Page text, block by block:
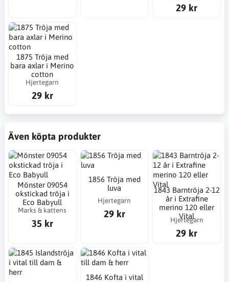
29 kr
1875 Tröja med
bara axlar i Merino
cotton
Hjertegarn
29 kr
Även köpta produkter
Mönster 09054
okstickad tröja i
Eco Babyull
Marks & kattens
35 kr
1856 Tröja med
luva
Hjertegarn
29 kr
1843 Barntröja 2-12
år i Extrafine
merino 120 eller
Vital
Hjertegarn
29 kr
1846 Kofta i vital